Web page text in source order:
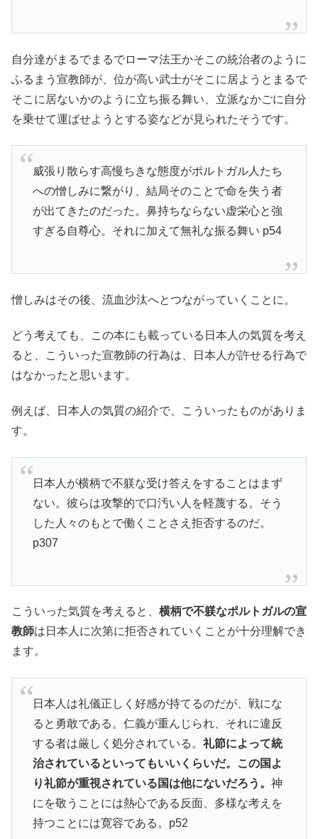
自分達がまるでまるでローマ法王かそこの統治者のように
ふるまう宣教師が、位が高い武士がそこに居ようとまるで
そこに居ないかのように立ち振る舞い、立派なかごに自分
を乗せて運ばせようとする姿などが見られたそうです。
威張り散らす高慢ちきな態度がポルトガル人たち
への憎しみに繋がり、結局そのことで命を失う者
が出てきたのだった。鼻持ちならない虚栄心と強
すぎる自尊心。それに加えて無礼な振る舞い p54
憎しみはその後、流血沙汰へとつながっていくことに。
どう考えても、この本にも載っている日本人の気質を考え
ると、こういった宣教師の行為は、日本人が許せる行為で
はなかったと思います。
例えば、日本人の気質の紹介で、こういったものがありま
す。
日本人が横柄で不躾な受け答えをすることはまず
ない。彼らは攻撃的で口汚い人を軽蔑する。そう
した人々のもとで働くことさえ拒否するのだ。
p307
こういった気質を考えると、 横柄で不躾なポルトガルの宣
教師は日本人に次第に拒否されていくことが十分理解でき
ます。
日本人は礼儀正しく好感が持てるのだが、戦にな
ると勇敢である。仁義が重んじられ、それに違反
する者は厳しく処分されている。 礼節によって統
治されているといってもいいくらいだ。この国よ
り礼節が重視されている国は他にないだろう。 神
にを敬うことには熱心である反面、多様な考えを
持つことには寛容である。p52